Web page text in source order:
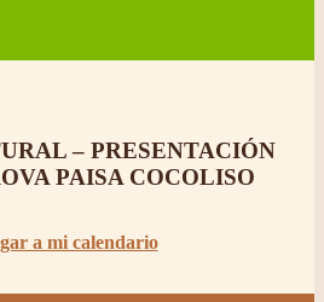
– PRESENTACIÓN
PAISA COCOLISO
a mi calendario